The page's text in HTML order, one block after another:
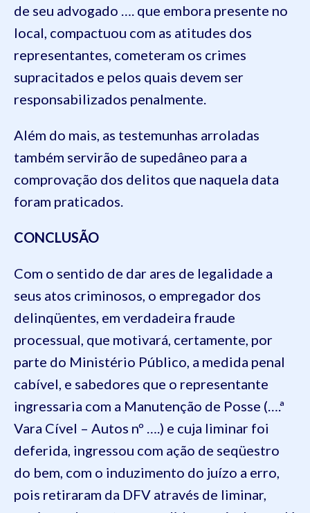
de seu advogado …. que embora presente no
local, compactuou com as atitudes dos
representantes, cometeram os crimes
supracitados e pelos quais devem ser
responsabilizados penalmente.
Além do mais, as testemunhas arroladas
também servirão de supedâneo para a
comprovação dos delitos que naquela data
foram praticados.
CONCLUSÃO
Com o sentido de dar ares de legalidade a
seus atos criminosos, o empregador dos
delinqüentes, em verdadeira fraude
processual, que motivará, certamente, por
parte do Ministério Público, a medida penal
cabível, e sabedores que o representante
ingressaria com a Manutenção de Posse (….ª
Vara Cível – Autos nº ….) e cuja liminar foi
deferida, ingressou com ação de seqüestro
do bem, com o induzimento do juízo a erro,
pois retiraram da DFV através de liminar,